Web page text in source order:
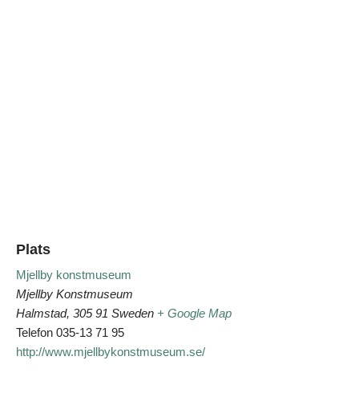
Plats
Mjellby konstmuseum
Mjellby Konstmuseum
Halmstad, 305 91 Sweden + Google Map
Telefon 035-13 71 95
http://www.mjellbykonstmuseum.se/